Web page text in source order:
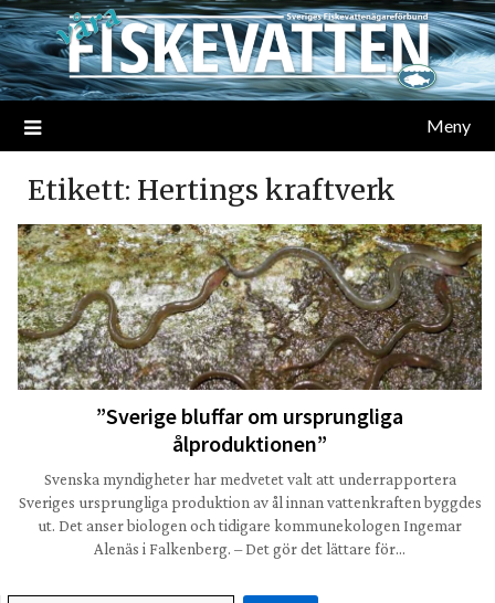
Meny
Etikett: Hertings kraftverk
”Sverige bluffar om ursprungliga
ålproduktionen”
Svenska myndigheter har medvetet valt att underrapportera
Sveriges ursprungliga produktion av ål innan vattenkraften byggdes
ut. Det anser biologen och tidigare kommunekologen Ingemar
Alenäs i Falkenberg. – Det gör det lättare för…